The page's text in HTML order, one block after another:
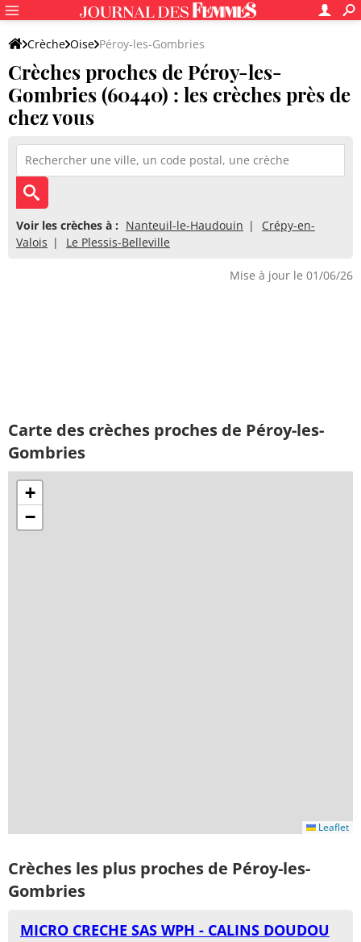
Crèche Oise Péroy-les-Gombries
Crèches proches de Péroy-les-
Gombries (60440) : les crèches près de
chez vous
Voir les crèches à : Nanteuil-le-Haudouin
Crépy-en-
Valois
Le Plessis-Belleville
Mise à jour le 01/06/26
Carte des crèches proches de Péroy-les-
Gombries
+
−
Leaflet
Crèches les plus proches de Péroy-les-
Gombries
MICRO CRECHE SAS WPH - CALINS DOUDOU